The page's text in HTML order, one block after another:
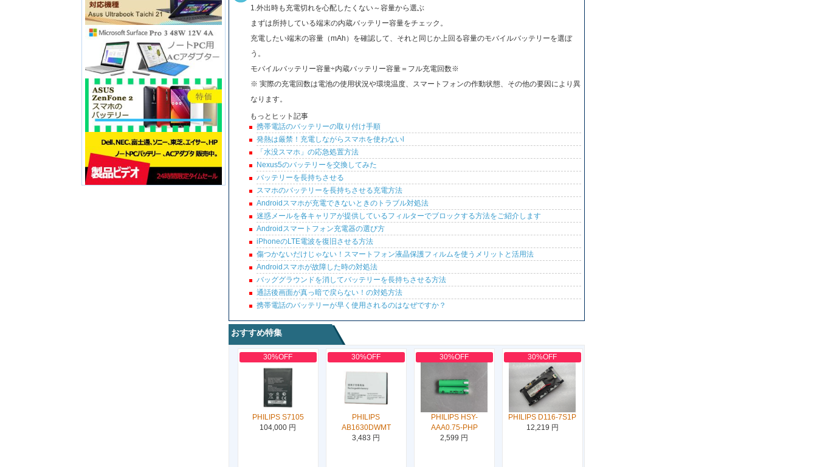
1.外出時も充電切れを心配したくない～容量から選ぶ
まずは所持している端末の内蔵バッテリー容量をチェック。
充電したい端末の容量（mAh）を確認して、それと同じか上回る容量のモバイルバッテリーを選ぼ
う。
モバイルバッテリー容量÷内蔵バッテリー容量＝フル充電回数※
※ 実際の充電回数は電池の使用状況や環境温度、スマートフォンの作動状態、その他の要因により異
なります。
もっとヒット記事
携帯電話のバッテリーの取り付け手順
発熱は厳禁！充電しながらスマホを使わないl
「水没スマホ」の応急処置方法
Nexus5のバッテリーを交換してみた
バッテリーを長持ちさせる
スマホのバッテリーを長持ちさせる充電方法
Androidスマホが充電できないときのトラブル対処法
迷惑メールを各キャリアが提供しているフィルターでブロックする方法をご紹介します
Androidスマートフォン充電器の選び方
iPhoneのLTE電波を復旧させる方法
傷つかないだけじゃない！スマートフォン液晶保護フィルムを使うメリットと活用法
Androidスマホが故障した時の対処法
バッググラウンドを消してバッテリーを長持ちさせる方法
通話後画面が真っ暗で戻らない！の対処方法
携帯電話のバッテリーが早く使用されるのはなぜですか？
おすすめ特集
30%OFF
PHILIPS S7105
104,000 円
30%OFF
PHILIPS
AB1630DWMT
3,483 円
30%OFF
PHILIPS HSY-
AAA0.75-PHP
2,599 円
30%OFF
PHILIPS D116-7S1P
12,219 円